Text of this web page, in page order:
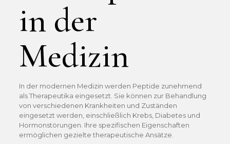
in der
Medizin
In der modernen Medizin werden Peptide zunehmend
als Therapeutika eingesetzt. Sie können zur Behandlung
von verschiedenen Krankheiten und Zuständen
eingesetzt werden, einschließlich Krebs, Diabetes und
Hormonstörungen. Ihre spezifischen Eigenschaften
ermöglichen gezielte therapeutische Ansätze.